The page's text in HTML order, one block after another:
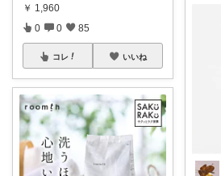
￥ 1,960
0 0 85
コレ いいね